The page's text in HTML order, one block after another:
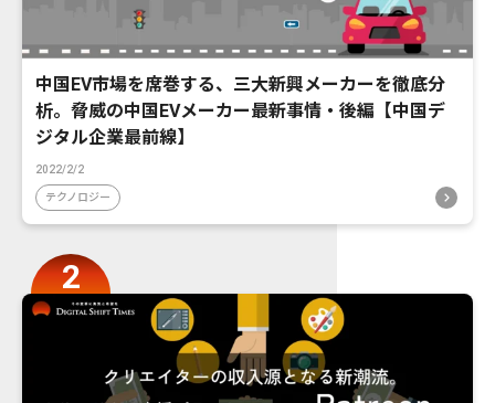
中国EV市場を席巻する、三大新興メーカーを徹底分
析。脅威の中国EVメーカー最新事情・後編【中国デ
ジタル企業最前線】
2022/2/2
テクノロジー